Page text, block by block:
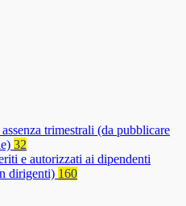
trimestrali (da pubblicare
32
e autorizzati ai dipendenti
dirigenti) 160